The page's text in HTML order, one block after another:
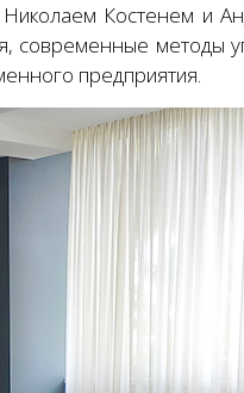
Костенем и
современные методы
предприятия.